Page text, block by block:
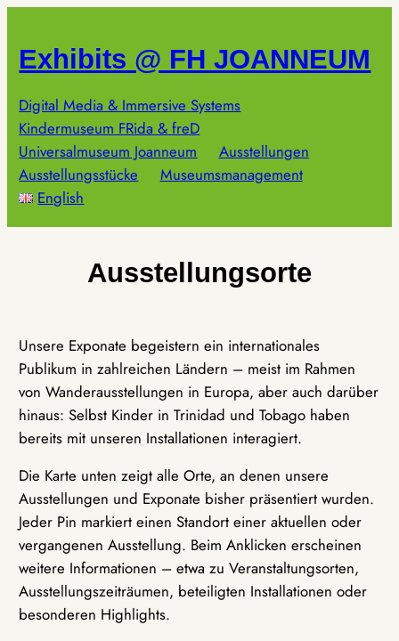
springen
Exhibits @ FH JOANNEUM
Digital Media & Immersive Systems
Kindermuseum FRida & freD
Universalmuseum Joanneum
Ausstellungen
Ausstellungsstücke
Museumsmanagement
English
Ausstellungsorte
Unsere Exponate begeistern ein internationales
Publikum in zahlreichen Ländern – meist im Rahmen
von Wanderausstellungen in Europa, aber auch darüber
hinaus: Selbst Kinder in Trinidad und Tobago haben
bereits mit unseren Installationen interagiert.
Die Karte unten zeigt alle Orte, an denen unsere
Ausstellungen und Exponate bisher präsentiert wurden.
Jeder Pin markiert einen Standort einer aktuellen oder
vergangenen Ausstellung. Beim Anklicken erscheinen
weitere Informationen – etwa zu Veranstaltungsorten,
Ausstellungszeiträumen, beteiligten Installationen oder
besonderen Highlights.